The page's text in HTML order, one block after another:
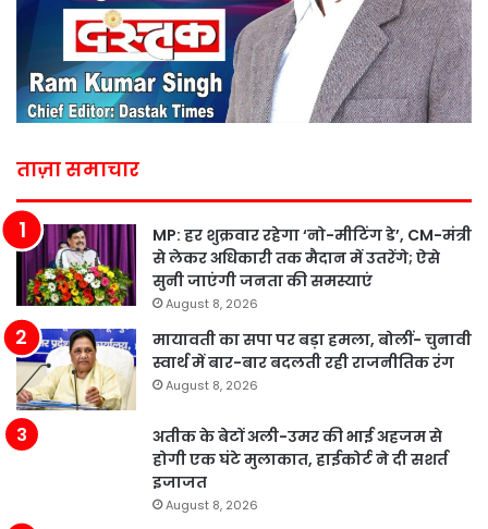
ताज़ा समाचार
MP: हर शुक्रवार रहेगा ‘नो-मीटिंग डे’, CM-मंत्री
से लेकर अधिकारी तक मैदान में उतरेंगे; ऐसे
सुनी जाएंगी जनता की समस्याएं
August 8, 2026
मायावती का सपा पर बड़ा हमला, बोलीं- चुनावी
स्वार्थ में बार-बार बदलती रही राजनीतिक रंग
August 8, 2026
अतीक के बेटों अली-उमर की भाई अहजम से
होगी एक घंटे मुलाकात, हाईकोर्ट ने दी सशर्त
इजाजत
August 8, 2026